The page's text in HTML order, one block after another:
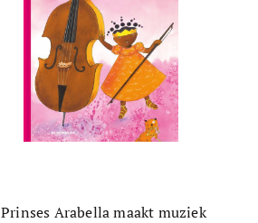
Prinses Arabella maakt muziek